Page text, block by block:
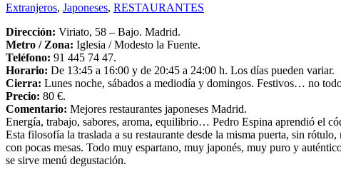
Extranjeros, Japoneses, RESTAURANTES
Dirección: Viriato, 58 – Bajo. Madrid.
Metro / Zona: Iglesia / Modesto la Fuente.
Teléfono: 91 445 74 47.
Horario: De 13:45 a 16:00 y de 20:45 a 24:00 h. Los días pueden variar.
Cierra: Lunes noche, sábados a mediodía y domingos. Festivos… no
Precio: 80 €.
Comentario: Mejores restaurantes japoneses Madrid.
Energía, trabajo, sabores, aroma, equilibrio… Pedro Espina aprendió el
Esta filosofía la traslada a su restaurante desde la misma puerta, sin
con pocas mesas. Todo muy espartano, muy japonés, muy puro y
se sirve menú degustación.